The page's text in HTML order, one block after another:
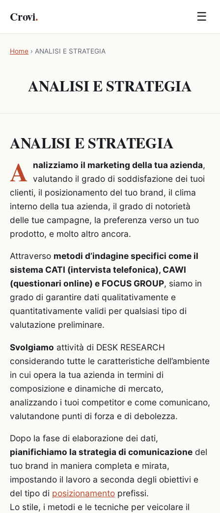
Crovi. ☰
Home › ANALISI E STRATEGIA
ANALISI E STRATEGIA
ANALISI E STRATEGIA
A nalizziamo il marketing della tua azienda,
valutando il grado di soddisfazione dei tuoi
clienti, il posizionamento del tuo brand, il clima
interno della tua azienda, il grado di notorietà
delle tue campagne, la preferenza verso un tuo
prodotto, e molto altro ancora.
Attraverso metodi d’indagine specifici come il
sistema CATI (intervista telefonica), CAWI
(questionari online) e FOCUS GROUP, siamo in
grado di garantire dati qualitativamente e
quantitativamente validi per qualsiasi tipo di
valutazione preliminare.
Svolgiamo attività di DESK RESEARCH
considerando tutte le caratteristiche dell’ambiente
in cui opera la tua azienda in termini di
composizione e dinamiche di mercato,
analizzando i tuoi competitor e come comunicano,
valutandone punti di forza e di debolezza.
Dopo la fase di elaborazione dei dati,
pianifichiamo la strategia di comunicazione del
tuo brand in maniera completa e mirata,
impostando il lavoro a seconda degli obiettivi e
del tipo di posizionamento prefissi.
Lo stile, i metodi e le tecniche per veicolare il